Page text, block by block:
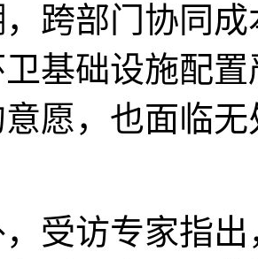
跨部门协同
基础设施配
愿，也面临
访专家指出